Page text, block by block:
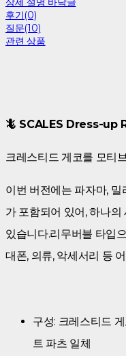
후기(0)
질문(10)
관련 상품
🦎 SCALES Dress-
크레스티드 게코를 모티
이번 버전에는 파자마,
가 포함되어 있어, 하나
있습니다.리무버블 타입
대폰, 의류, 악세서리 등
구성: 크레스티드
트 파츠 일체